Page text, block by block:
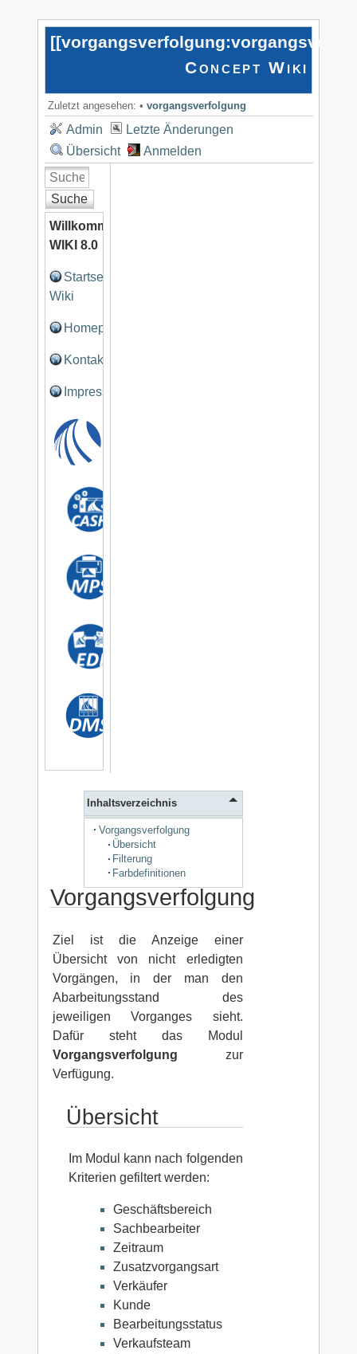
[[
Concept Wiki
Zuletzt angesehen: • vorgangsverfolgung
Admin
Letzte Änderungen
Übersicht
Anmelden
Suche
Willkommen
WIKI 8.0
Startseite
Wiki
Homepage
Kontakt
Impressum
Inhaltsverzeichnis
Vorgangsverfolgung
Übersicht
Filterung
Farbdefinitionen
Vorgangsverfolgung
Ziel ist die Anzeige einer
Übersicht von nicht erledigten
Vorgängen, in der man den
Abarbeitungsstand des
jeweiligen Vorganges sieht.
Dafür steht das Modul
Vorgangsverfolgung zur
Verfügung.
Übersicht
Im Modul kann nach folgenden
Kriterien gefiltert werden:
Geschäftsbereich
Sachbearbeiter
Zeitraum
Zusatzvorgangsart
Verkäufer
Kunde
Bearbeitungsstatus
Verkaufsteam